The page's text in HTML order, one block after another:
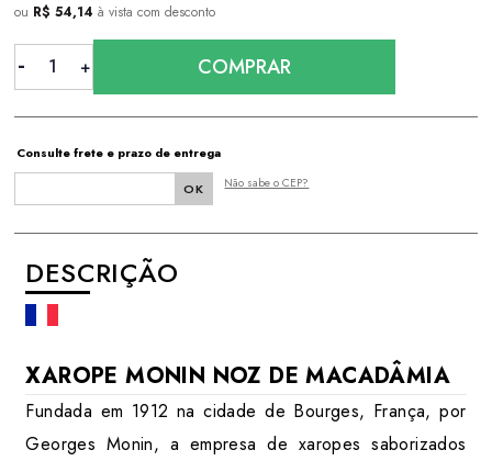
ou R$ 54,14à vista com desconto
COMPRAR
Consulte frete e prazo de entrega
Não sabe o CEP?
DESCRIÇÃO
XAROPE MONIN NOZ DE MACADÂMIA
Fundada em 1912 na cidade de Bourges, França, por
Georges Monin, a empresa de xaropes saborizados